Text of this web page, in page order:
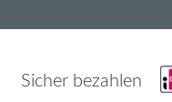
Sicher bezahlen